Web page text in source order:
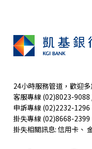
24小時服務管道，歡迎多
客服專線 (02)8023-
申訴專線 (02)2232-1296
掛失專線 (02)8668-2399
掛失相關訊息: 信用卡、